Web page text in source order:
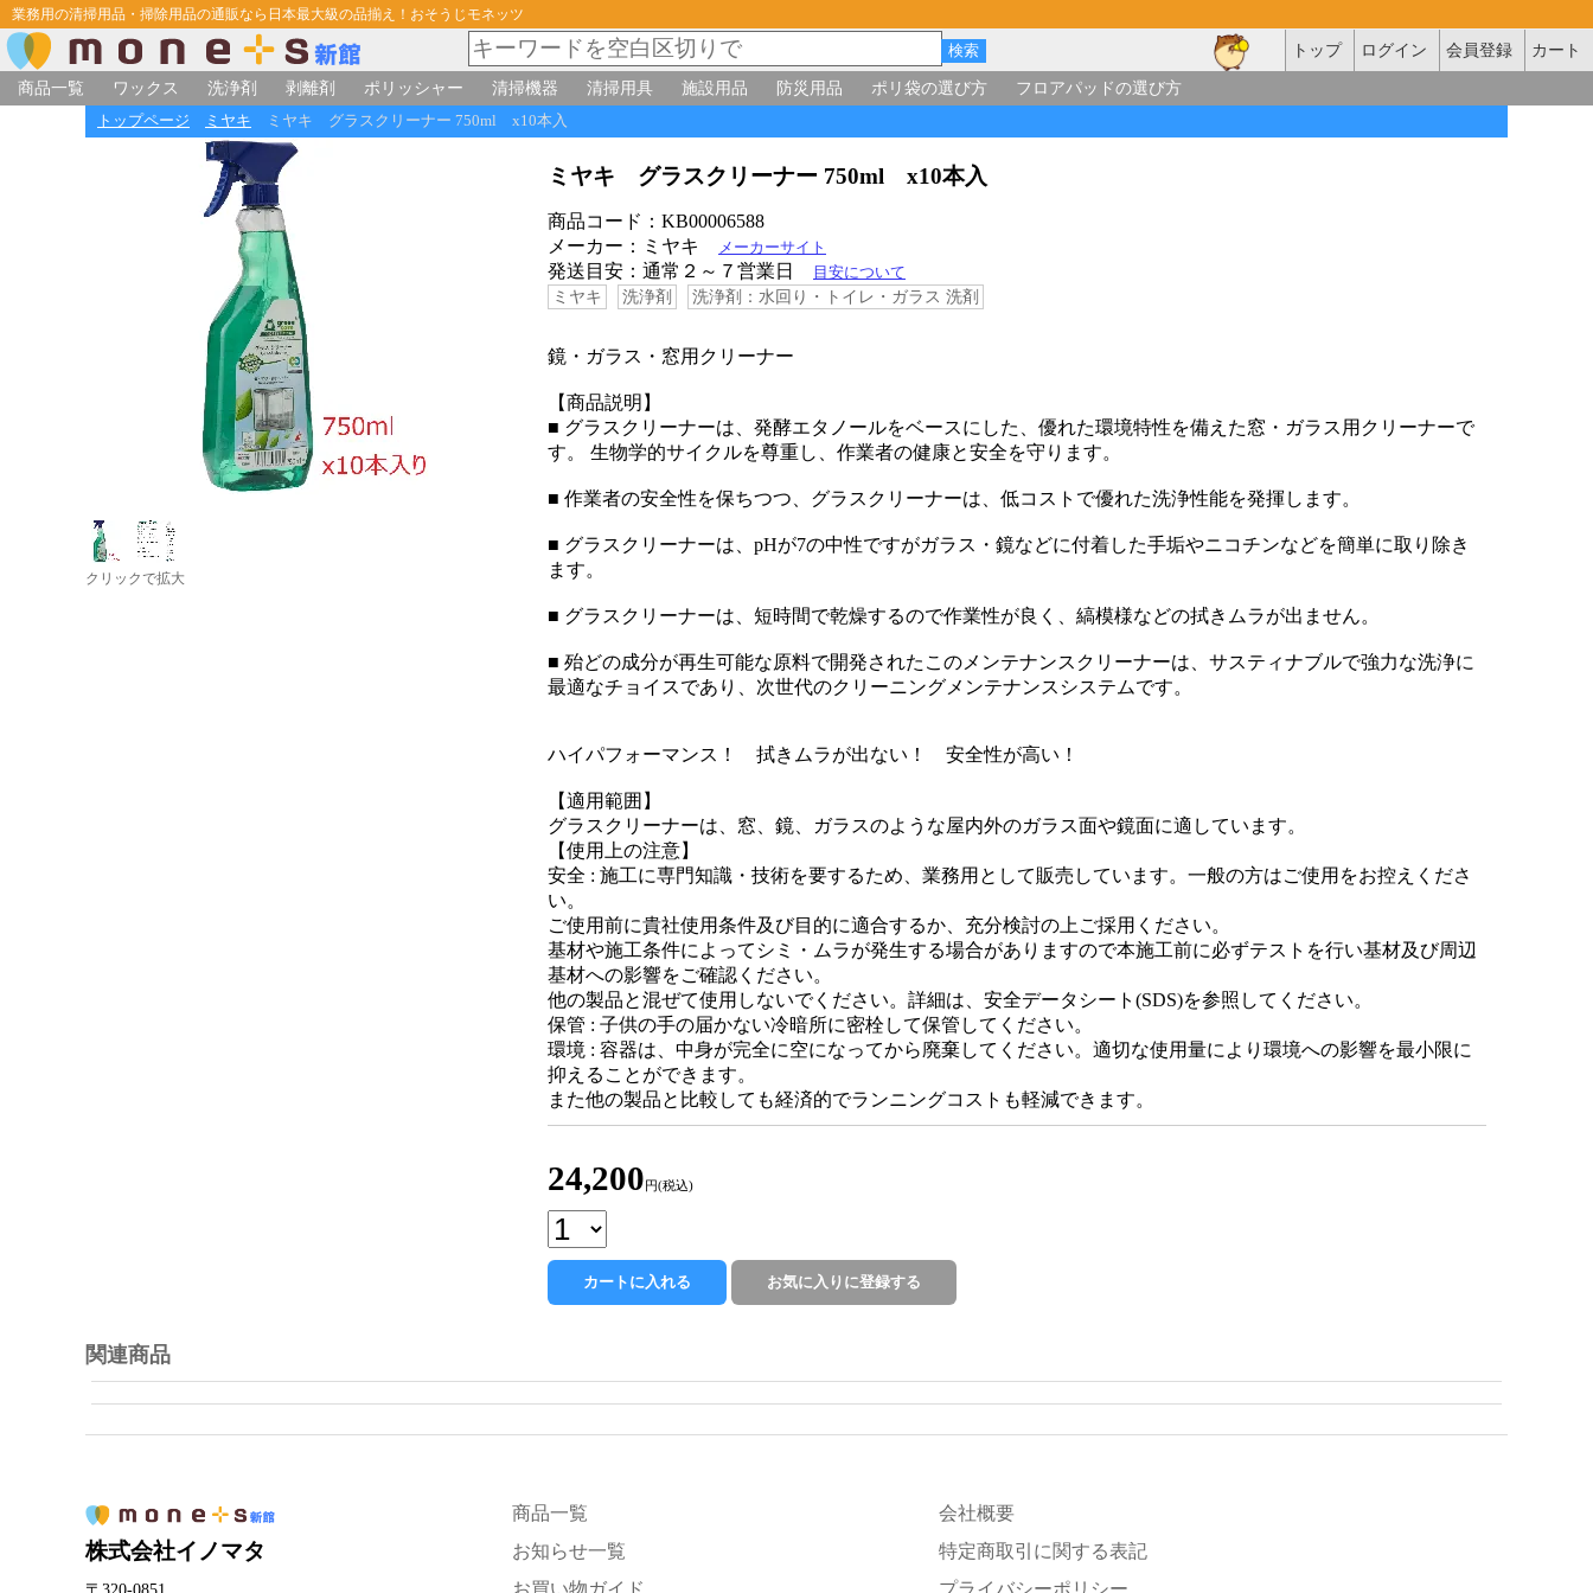
業務用の清掃用品・掃除用品の通販なら日本最大級の品揃え！おそうじモネッツ
トップ ログイン 会員登録
カート
商品一覧
ワックス 洗浄剤 剥離剤 ポリッシャー 清掃機器 清掃用具 施設用品 防災用品 ポリ袋の選び方 フロアパッドの選び方
トップページ ミヤキ ミヤキ グラスクリーナー 750ml x10本入
クリックで拡大
ミヤキ グラスクリーナー 750ml x10本入
商品コード：KB00006588
メーカー：ミヤキ
メーカーサイト
発送目安：通常２～７営業日 目安について
ミヤキ 洗浄剤 洗浄剤：水回り・トイレ・ガラス 洗剤
鏡・ガラス・窓用クリーナー
【商品説明】
■ グラスクリーナーは、発酵エタノールをベースにした、優れた環境特性を備えた窓・ガラス用クリーナーで
す。 生物学的サイクルを尊重し、作業者の健康と安全を守ります。
■ 作業者の安全性を保ちつつ、グラスクリーナーは、低コストで優れた洗浄性能を発揮します。
■ グラスクリーナーは、pHが7の中性ですがガラス・鏡などに付着した手垢やニコチンなどを簡単に取り除き
ます。
■ グラスクリーナーは、短時間で乾燥するので作業性が良く、縞模様などの拭きムラが出ません。
■ 殆どの成分が再生可能な原料で開発されたこのメンテナンスクリーナーは、サスティナブルで強力な洗浄に
最適なチョイスであり、次世代のクリーニングメンテナンスシステムです。
ハイパフォーマンス！ 拭きムラが出ない！ 安全性が高い！
【適用範囲】
グラスクリーナーは、窓、鏡、ガラスのような屋内外のガラス面や鏡面に適しています。
【使用上の注意】
安全 : 施工に専門知識・技術を要するため、業務用として販売しています。一般の方はご使用をお控えくださ
い。
ご使用前に貴社使用条件及び目的に適合するか、充分検討の上ご採用ください。
基材や施工条件によってシミ・ムラが発生する場合がありますので本施工前に必ずテストを行い基材及び周辺
基材への影響をご確認ください。
他の製品と混ぜて使用しないでください。詳細は、安全データシート(SDS)を参照してください。
保管 : 子供の手の届かない冷暗所に密栓して保管してください。
環境 : 容器は、中身が完全に空になってから廃棄してください。適切な使用量により環境への影響を最小限に
抑えることができます。
また他の製品と比較しても経済的でランニングコストも軽減できます。
24,200 円(税込)
関連商品
株式会社イノマタ
商品一覧
お知らせ一覧
お買い物ガイド
会社概要
特定商取引に関する表記
プライバシーポリシー